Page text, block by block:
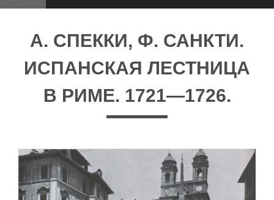
А. СПЕККИ, Ф. САНКТИ.
ИСПАНСКАЯ ЛЕСТНИЦА
В РИМЕ. 1721—1726.